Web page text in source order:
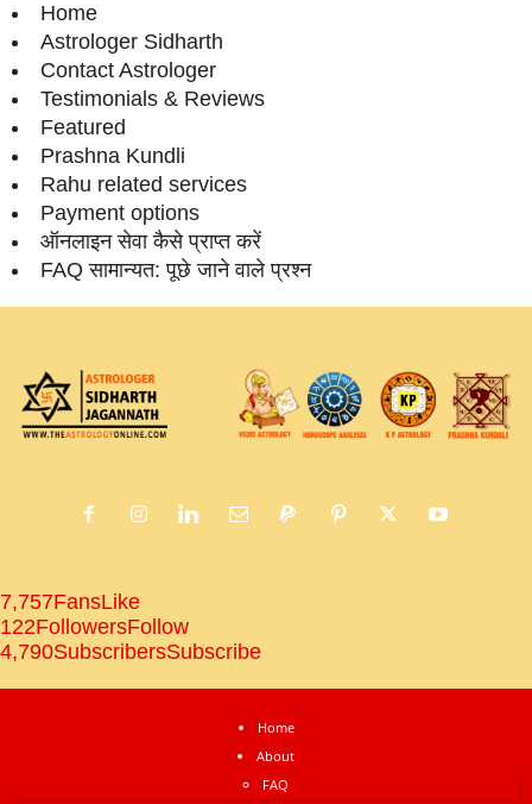
Home
Astrologer Sidharth
Contact Astrologer
Testimonials & Reviews
Featured
Prashna Kundli
Rahu related services
Payment options
ऑनलाइन सेवा कैसे प्राप्‍त करें
FAQ सामान्‍यत: पूछे जाने वाले प्रश्‍न
7,757FansLike
122FollowersFollow
4,790SubscribersSubscribe
Home
About
FAQ